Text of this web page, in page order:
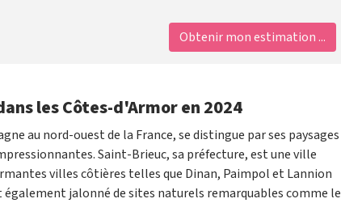
Obtenir mon estimation ...
les Côtes-d'Armor en 2024
au nord-ouest de la France, se distingue par ses paysages
Saint-Brieuc, sa préfecture, est une ville
villes côtières telles que Dinan, Paimpol et Lannion
jalonné de sites naturels remarquables comme le